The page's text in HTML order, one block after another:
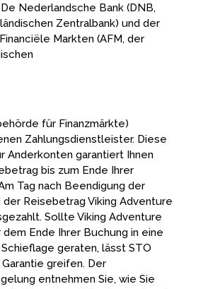
Nederlandsche Bank (DNB,
Zentralbank) und der
Markten (AFM, der
für Finanzmärkte)
Zahlungsdienstleister. Diese
Anderkonten garantiert Ihnen
bis zum Ende Ihrer
Tag nach Beendigung der
der Reisebetrag Viking Adventure
Sollte Viking Adventure
Ende Ihrer Buchung in eine
geraten, lässt STO
greifen. Der
entnehmen Sie, wie Sie